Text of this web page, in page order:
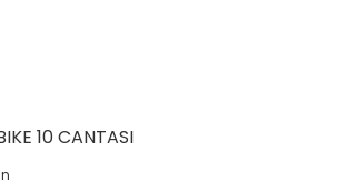
10 CANTASI